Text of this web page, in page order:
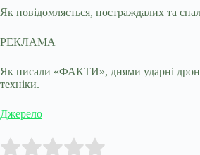
Як повідомляється, постраждалих та
РЕКЛАМА
Як писали «ФАКТИ», днями ударні дрони
техніки.
Джерело
Rate this item: